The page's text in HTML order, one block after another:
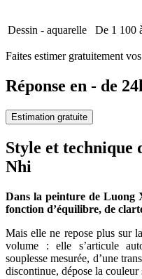
Dessin - aquarelle De 1 100
Faites estimer gratuitement
Réponse en - de
Estimation gratuite
Style et technique
Nhi
Dans la peinture de Luong
fonction d’équilibre, de
Mais elle ne repose plus sur
volume : elle s’articule
souplesse mesurée, d’une
discontinue, dépose la couleur